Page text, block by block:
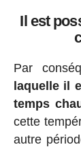
Il est
Par
laquelle il
temps
cette
autre